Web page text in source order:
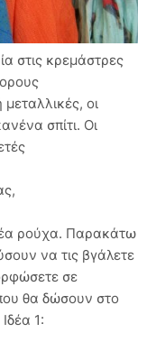
στις κρεμάστρες
οι
σπίτι. Οι
ρούχα. Παρακάτω
να τις βγάλετε
σε
θα δώσουν στο
1: